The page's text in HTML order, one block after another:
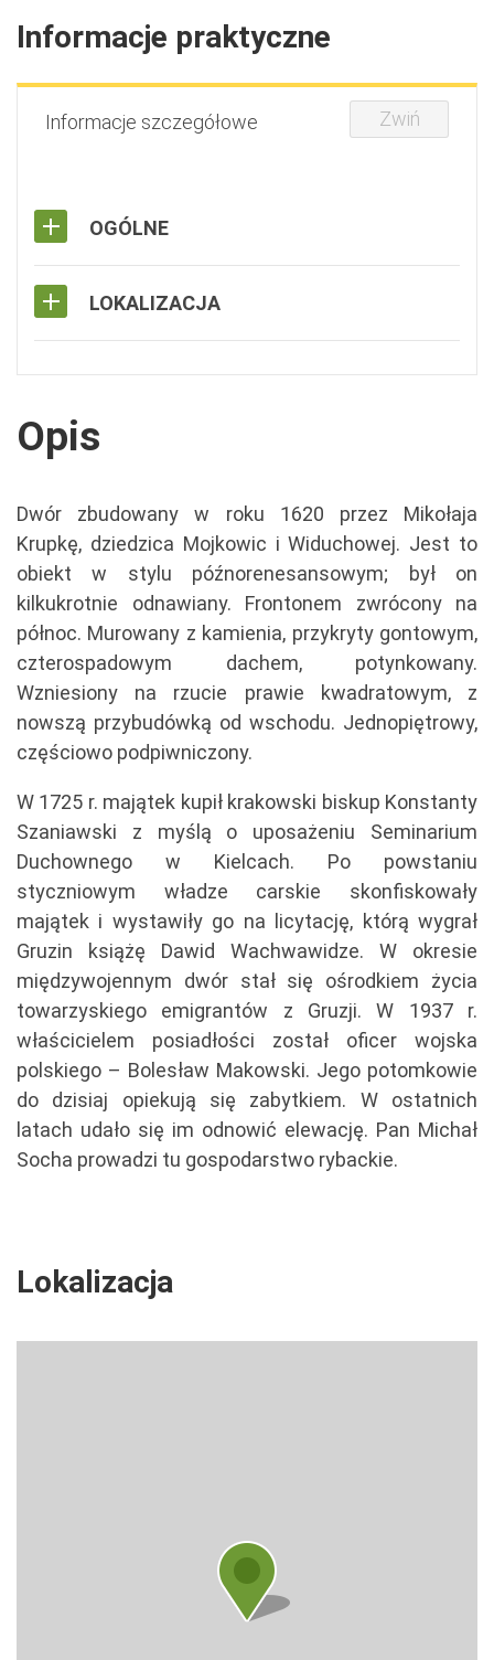
Informacje praktyczne
Informacje szczegółowe Zwiń
OGÓLNE
LOKALIZACJA
Opis
Dwór zbudowany w roku 1620 przez Mikołaja
Krupkę, dziedzica Mojkowic i Widuchowej. Jest to
obiekt w stylu późnorenesansowym; był on
kilkukrotnie odnawiany. Frontonem zwrócony na
północ. Murowany z kamienia, przykryty gontowym,
czterospadowym dachem, potynkowany.
Wzniesiony na rzucie prawie kwadratowym, z
nowszą przybudówką od wschodu. Jednopiętrowy,
częściowo podpiwniczony.
W 1725 r. majątek kupił krakowski biskup Konstanty
Szaniawski z myślą o uposażeniu Seminarium
Duchownego w Kielcach. Po powstaniu
styczniowym władze carskie skonfiskowały
majątek i wystawiły go na licytację, którą wygrał
Gruzin książę Dawid Wachwawidze. W okresie
międzywojennym dwór stał się ośrodkiem życia
towarzyskiego emigrantów z Gruzji. W 1937 r.
właścicielem posiadłości został oficer wojska
polskiego – Bolesław Makowski. Jego potomkowie
do dzisiaj opiekują się zabytkiem. W ostatnich
latach udało się im odnowić elewację. Pan Michał
Socha prowadzi tu gospodarstwo rybackie.
Lokalizacja